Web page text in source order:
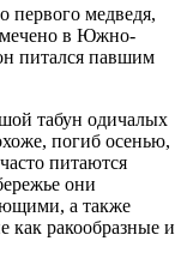
первого медведя,
в Южно-
питался павшим
табун одичалых
погиб осенью,
питаются
они
а также
как ракообразные и